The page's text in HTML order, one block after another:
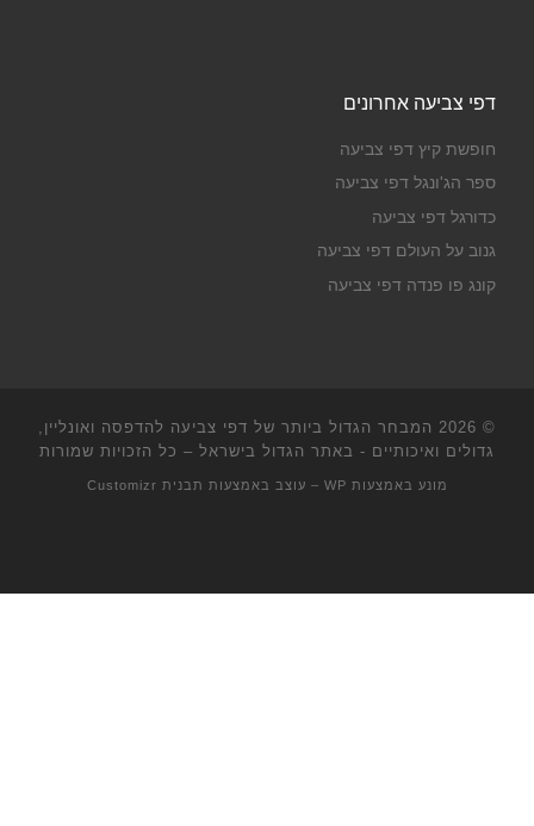
דפי צביעה אחרונים
חופשת קיץ דפי צביעה
ספר הג'ונגל דפי צביעה
כדורגל דפי צביעה
גנוב על העולם דפי צביעה
קונג פו פנדה דפי צביעה
© 2026
המבחר הגדול ביותר של דפי צביעה להדפסה ואונליין,
גדולים ואיכותיים - באתר הגדול בישראל – כל הזכויות שמורות
מונע באמצעות WP – עוצב באמצעות תבנית Customizr